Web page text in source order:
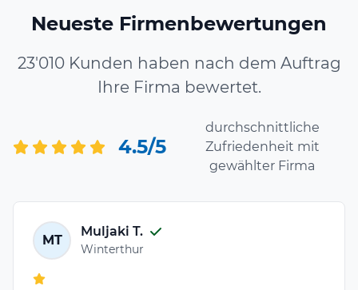
Neueste Firmenbewertungen
23'010 Kunden haben nach dem Auftrag
Ihre Firma bewertet.
4.5/5
durchschnittliche
Zufriedenheit mit
gewählter Firma
MT
Muljaki T.
Winterthur